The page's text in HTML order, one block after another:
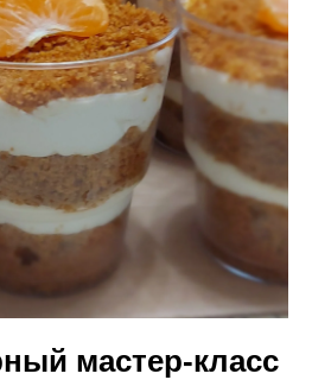
мастер-класс